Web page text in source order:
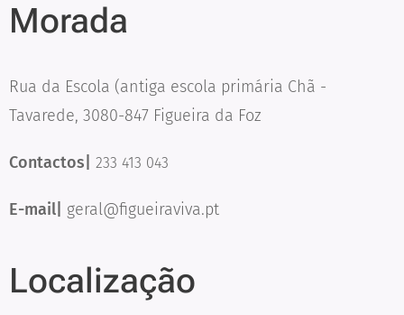
Morada
Rua da Escola (antiga escola primária Chã -
Tavarede, 3080-847 Figueira da Foz
Contactos| 233 413 043
E-mail| geral@figueiraviva.pt
Localização